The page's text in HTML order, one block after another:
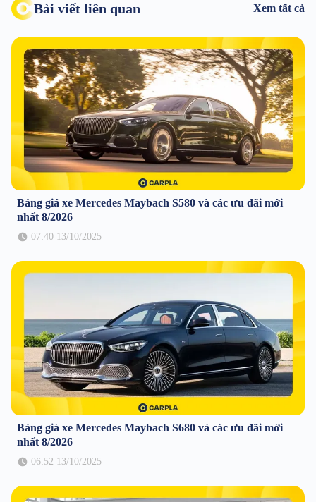
Bài viết liên quan Xem tất cả
Bảng giá xe Mercedes Maybach S580 và các ưu đãi mới
nhất 8/2026
07:40 13/10/2025
Bảng giá xe Mercedes Maybach S680 và các ưu đãi mới
nhất 8/2026
06:52 13/10/2025